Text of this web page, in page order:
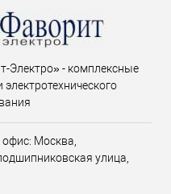
Электро» - комплексные
электротехнического
офис: Москва,
улица,